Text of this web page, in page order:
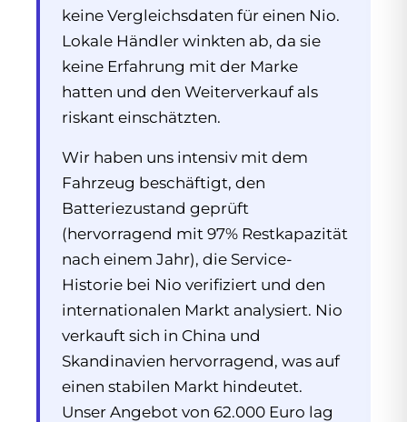
keine Vergleichsdaten für einen Nio.
Lokale Händler winkten ab, da sie
keine Erfahrung mit der Marke
hatten und den Weiterverkauf als
riskant einschätzten.
Wir haben uns intensiv mit dem
Fahrzeug beschäftigt, den
Batteriezustand geprüft
(hervorragend mit 97% Restkapazität
nach einem Jahr), die Service-
Historie bei Nio verifiziert und den
internationalen Markt analysiert. Nio
verkauft sich in China und
Skandinavien hervorragend, was auf
einen stabilen Markt hindeutet.
Unser Angebot von 62.000 Euro lag